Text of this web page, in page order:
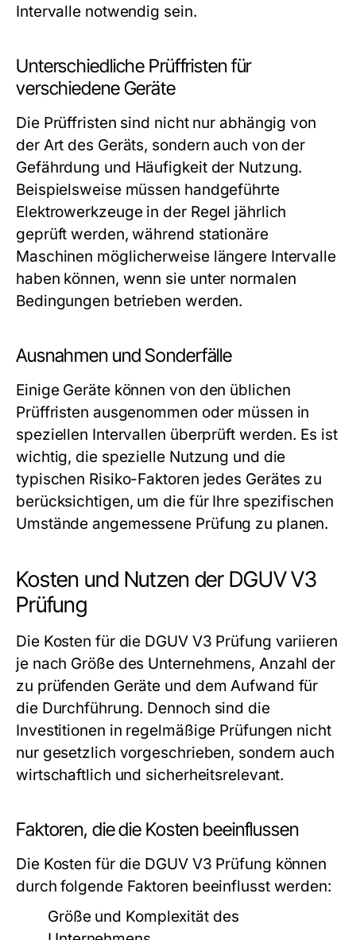
Intervalle notwendig sein.
Unterschiedliche Prüffristen für
verschiedene Geräte
Die Prüffristen sind nicht nur abhängig von
der Art des Geräts, sondern auch von der
Gefährdung und Häufigkeit der Nutzung.
Beispielsweise müssen handgeführte
Elektrowerkzeuge in der Regel jährlich
geprüft werden, während stationäre
Maschinen möglicherweise längere Intervalle
haben können, wenn sie unter normalen
Bedingungen betrieben werden.
Ausnahmen und Sonderfälle
Einige Geräte können von den üblichen
Prüffristen ausgenommen oder müssen in
speziellen Intervallen überprüft werden. Es ist
wichtig, die spezielle Nutzung und die
typischen Risiko-Faktoren jedes Gerätes zu
berücksichtigen, um die für Ihre spezifischen
Umstände angemessene Prüfung zu planen.
Kosten und Nutzen der DGUV V3
Prüfung
Die Kosten für die DGUV V3 Prüfung variieren
je nach Größe des Unternehmens, Anzahl der
zu prüfenden Geräte und dem Aufwand für
die Durchführung. Dennoch sind die
Investitionen in regelmäßige Prüfungen nicht
nur gesetzlich vorgeschrieben, sondern auch
wirtschaftlich und sicherheitsrelevant.
Faktoren, die die Kosten beeinflussen
Die Kosten für die DGUV V3 Prüfung können
durch folgende Faktoren beeinflusst werden:
Größe und Komplexität des